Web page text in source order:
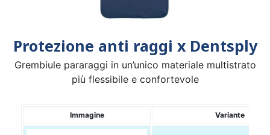
Protezione anti raggi x Dentsply
Grembiule pararaggi in un’unico materiale multistrato
più flessibile e confortevole
Immagine Variante